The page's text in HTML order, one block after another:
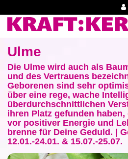
Ulme
Die Ulme wird auch als
und des Vertrauens
Geborenen sind sehr
über eine rege, wache
überdurchschnittlichen
ihren Platz gefunden
vor positiver Energie und
brenne für Deine Geduld. |
12.01.-24.01. & 15.07.-25.07.